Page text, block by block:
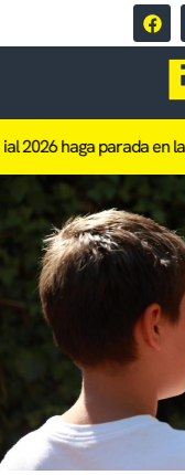
haga parada en la